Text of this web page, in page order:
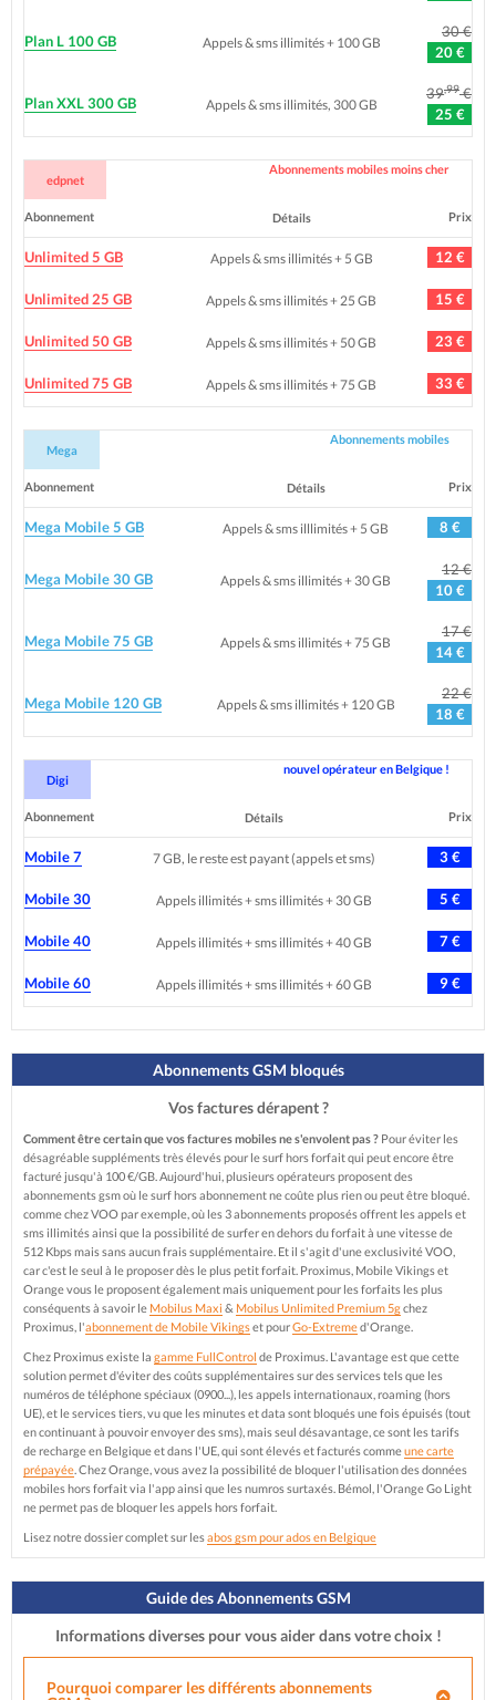
Plan L 100 GB Appels & sms illimités + 100 GB
30 €
20 €
Plan XXL 300 GB Appels & sms illimités, 300 GB
39,99€
25 €
edpnet
Abonnements mobiles moins cher
Abonnement Détails Prix
Unlimited 5 GB Appels & sms illimités + 5 GB 12 €
Unlimited 25 GB Appels & sms illimités + 25 GB 15 €
Unlimited 50 GB Appels & sms illimités + 50 GB 23 €
Unlimited 75 GB Appels & sms illimités + 75 GB 33 €
Mega
Abonnements mobiles
Abonnement Détails Prix
Mega Mobile 5 GB Appels & sms illlimités + 5 GB 8 €
Mega Mobile 30 GB Appels & sms illimités + 30 GB
12 €
10 €
Mega Mobile 75 GB Appels & sms illimités + 75 GB
17 €
14 €
Mega Mobile 120 GB Appels & sms illimités + 120 GB
22 €
18 €
Digi
nouvel opérateur en Belgique !
Abonnement Détails Prix
Mobile 7 7 GB, le reste est payant (appels et sms) 3 €
Mobile 30 Appels illimités + sms illimités + 30 GB 5 €
Mobile 40 Appels illimités + sms illimités + 40 GB 7 €
Mobile 60 Appels illimités + sms illimités + 60 GB 9 €
Abonnements GSM bloqués
Vos factures dérapent ?
Comment être certain que vos factures mobiles ne s'envolent pas ? Pour éviter les
désagréable suppléments très élevés pour le surf hors forfait qui peut encore être
facturé jusqu'à 100 €/GB. Aujourd'hui, plusieurs opérateurs proposent des
abonnements gsm où le surf hors abonnement ne coûte plus rien ou peut être bloqué.
comme chez VOO par exemple, où les 3 abonnements proposés offrent les appels et
sms illimités ainsi que la possibilité de surfer en dehors du forfait à une vitesse de
512 Kbps mais sans aucun frais supplémentaire. Et il s'agit d'une exclusivité VOO,
car c'est le seul à le proposer dès le plus petit forfait. Proximus, Mobile Vikings et
Orange vous le proposent également mais uniquement pour les forfaits les plus
conséquents à savoir le Mobilus Maxi & Mobilus Unlimited Premium 5gchez
Proximus, l'abonnement de Mobile Vikings et pourGo-Extremed'Orange.
Chez Proximus existe la gamme FullControl de Proximus. L'avantage est que cette
solution permet d'éviter des coûts supplémentaires sur des services tels que les
numéros de téléphone spéciaux (0900...), les appels internationaux, roaming (hors
UE), et le services tiers, vu que les minutes et data sont bloqués une fois épuisés (tout
en continuant à pouvoir envoyer des sms), mais seul désavantage, ce sont les tarifs
de recharge en Belgique et dans l'UE, qui sont élevés et facturés commeune carte
prépayée . Chez Orange, vous avez la possibilité de bloquer l'utilisation des données
mobiles hors forfait via l'app ainsi que les numros surtaxés. Bémol, l'Orange Go Light
ne permet pas de bloquer les appels hors forfait.
Lisez notre dossier complet sur les abos gsm pour ados en Belgique
Guide des Abonnements GSM
Informations diverses pour vous aider dans votre choix !
Pourquoi comparer les différents abonnements